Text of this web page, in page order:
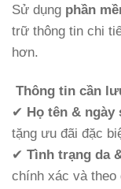
Sử dụng phần
trữ thông tin chi
hơn.
Thông tin cần
✔ Họ tên & ngày
tặng ưu đãi đặc
✔ Tình trạng da
chính xác và theo